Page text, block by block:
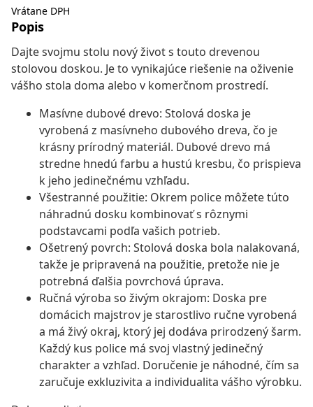
Vrátane DPH
Popis
Dajte svojmu stolu nový život s touto drevenou
stolovou doskou. Je to vynikajúce riešenie na oživenie
vášho stola doma alebo v komerčnom prostredí.
Masívne dubové drevo: Stolová doska je
vyrobená z masívneho dubového dreva, čo je
krásny prírodný materiál. Dubové drevo má
stredne hnedú farbu a hustú kresbu, čo prispieva
k jeho jedinečnému vzhľadu.
Všestranné použitie: Okrem police môžete túto
náhradnú dosku kombinovať s rôznymi
podstavcami podľa vašich potrieb.
Ošetrený povrch: Stolová doska bola nalakovaná,
takže je pripravená na použitie, pretože nie je
potrebná ďalšia povrchová úprava.
Ručná výroba so živým okrajom: Doska pre
domácich majstrov je starostlivo ručne vyrobená
a má živý okraj, ktorý jej dodáva prirodzený šarm.
Každý kus police má svoj vlastný jedinečný
charakter a vzhľad. Doručenie je náhodné, čím sa
zaručuje exkluzivita a individualita vášho výrobku.